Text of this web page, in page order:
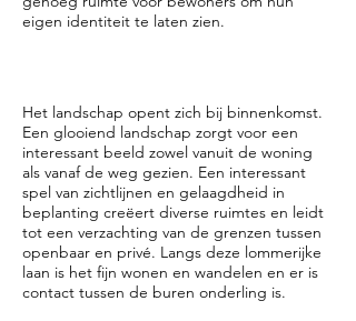
eigen identiteit te laten zien.
Het landschap opent zich bij binnenkomst. ​
Een glooiend landschap zorgt voor een
interessant beeld zowel vanuit de woning
als vanaf de weg gezien. Een interessant
spel van zichtlijnen en gelaagdheid in
beplanting creëert diverse ruimtes en leidt
tot een verzachting van de grenzen tussen
openbaar en privé. Langs deze lommerijke
laan is het fijn wonen en wandelen en er is
contact tussen de buren onderling is.